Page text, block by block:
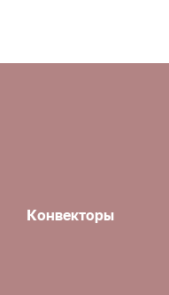
Конвекторы